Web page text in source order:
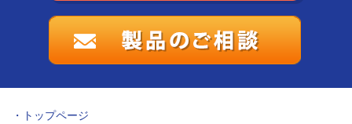
トップページ